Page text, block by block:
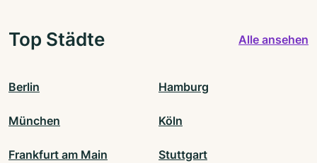
Top Städte Alle ansehen
Berlin Hamburg
München Köln
Frankfurt am Main Stuttgart